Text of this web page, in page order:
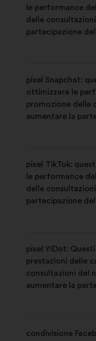
le performance
delle
partecipazione
pixel Snapchat:
ottimizzare le
promozione delle
aumentare la
pixel TikTok:
le performance
delle
partecipazione
pixel Y!Dot:
prestazioni delle
consultazioni del
aumentare la
condivisione